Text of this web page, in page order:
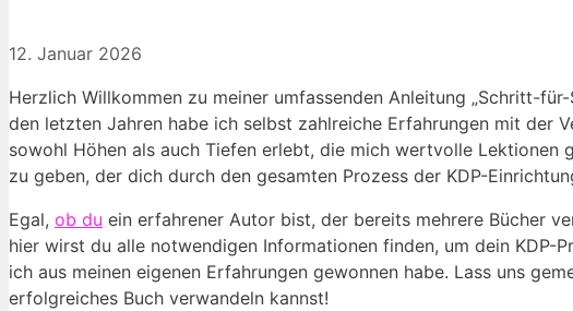
12. Januar 2026
Herzlich Willkommen zu meiner umfassenden Anleitung „Schritt-
den letzten Jahren habe ich selbst zahlreiche Erfahrungen mit der
sowohl Höhen als auch Tiefen erlebt, die mich wertvolle
zu geben, der dich durch den gesamten Prozess der KDP-
Egal, ob du ein erfahrener Autor bist, der bereits mehrere Bücher
hier wirst du alle notwendigen Informationen finden, um dein
ich aus meinen eigenen Erfahrungen gewonnen habe. Lass uns
erfolgreiches Buch verwandeln kannst!